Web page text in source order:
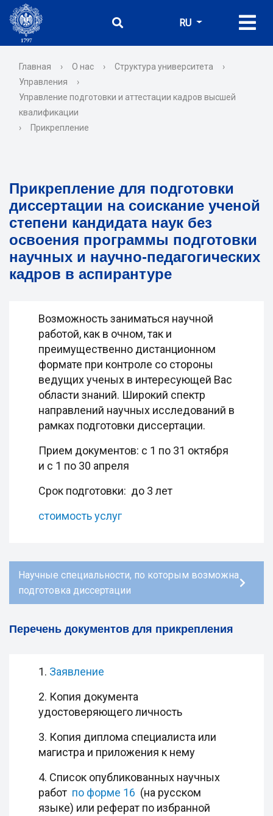
RU
Главная › О нас › Структура университета
›
Управления
›
Управление подготовки и аттестации кадров высшей
квалификации
›
Прикрепление
Прикрепление для подготовки
диссертации на соискание ученой
степени кандидата наук без
освоения программы подготовки
научных и научно-педагогических
кадров в аспирантуре
Возможность заниматься научной
работой, как в очном, так и
преимущественно дистанционном
формате при контроле со стороны
ведущих ученых в интересующей Вас
области знаний. Широкий спектр
направлений научных исследований в
рамках подготовки диссертации.
Прием документов: с 1 по 31 октября
и с 1 по 30 апреля
Срок подготовки: до 3 лет
стоимость услуг
Научные специальности, по которым возможна
подготовка диссертации
Перечень документов для прикрепления
1. Заявление
2. Копия документа
удостоверяющего личность
3. Копия диплома специалиста или
магистра и приложения к нему
4. Список опубликованных научных
работ по форме 16 (на русском
языке) или реферат по избранной